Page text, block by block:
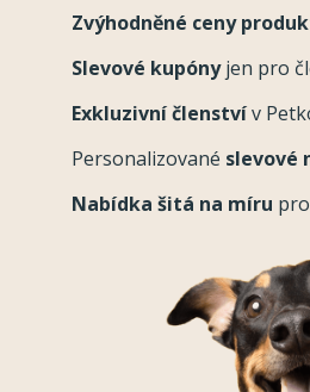
Zvýhodněné ceny
Slevové kupónyjen pro
Exkluzivní členstvív
Personalizované slevové
Nabídka šitá na míru